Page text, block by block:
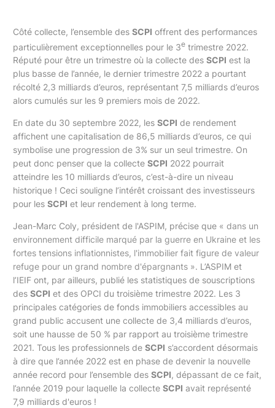
Côté collecte, l’ensemble des SCPI offrent des performances
particulièrement exceptionnelles pour le 3e trimestre 2022.
Réputé pour être un trimestre où la collecte des SCPI est la
plus basse de l’année, le dernier trimestre 2022 a pourtant
récolté 2,3 milliards d’euros, représentant 7,5 milliards d’euros
alors cumulés sur les 9 premiers mois de 2022.
En date du 30 septembre 2022, les SCPI de rendement
affichent une capitalisation de 86,5 milliards d’euros, ce qui
symbolise une progression de 3% sur un seul trimestre. On
peut donc penser que la collecte SCPI 2022 pourrait
atteindre les 10 milliards d’euros, c’est-à-dire un niveau
historique ! Ceci souligne l’intérêt croissant des investisseurs
pour les SCPI et leur rendement à long terme.
Jean-Marc Coly, président de l'ASPIM, précise que « dans un
environnement difficile marqué par la guerre en Ukraine et les
fortes tensions inflationnistes, l'immobilier fait figure de valeur
refuge pour un grand nombre d'épargnants ». L’ASPIM et
l’IEIF ont, par ailleurs, publié les statistiques de souscriptions
des SCPI et des OPCI du troisième trimestre 2022. Les 3
principales catégories de fonds immobiliers accessibles au
grand public accusent une collecte de 3,4 milliards d’euros,
soit une hausse de 50 % par rapport au troisième trimestre
2021. Tous les professionnels de SCPI s’accordent désormais
à dire que l’année 2022 est en phase de devenir la nouvelle
année record pour l’ensemble des SCPI, dépassant de ce fait,
l’année 2019 pour laquelle la collecte SCPI avait représenté
7,9 milliards d'euros !